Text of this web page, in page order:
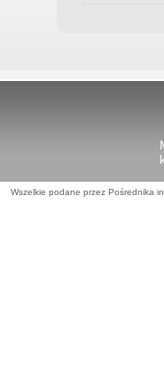
Wszelkie podane przez Pośrednika